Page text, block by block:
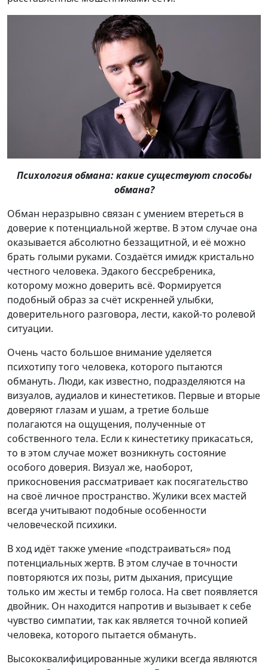
Психология обмана: какие существуют способы
обмана?
Обман неразрывно связан с умением втереться в
доверие к потенциальной жертве. В этом случае она
оказывается абсолютно беззащитной, и её можно
брать голыми руками. Создаётся имидж кристально
честного человека. Эдакого бессребреника,
которому можно доверить всё. Формируется
подобный образ за счёт искренней улыбки,
доверительного разговора, лести, какой-то ролевой
ситуации.
Очень часто большое внимание уделяется
психотипу того человека, которого пытаются
обмануть. Люди, как известно, подразделяются на
визуалов, аудиалов и кинестетиков. Первые и вторые
доверяют глазам и ушам, а третие больше
полагаются на ощущения, полученные от
собственного тела. Если к кинестетику прикасаться,
то в этом случае может возникнуть состояние
особого доверия. Визуал же, наоборот,
прикосновения рассматривает как посягательство
на своё личное пространство. Жулики всех мастей
всегда учитывают подобные особенности
человеческой психики.
В ход идёт также умение «подстраиваться» под
потенциальных жертв. В этом случае в точности
повторяются их позы, ритм дыхания, присущие
только им жесты и тембр голоса. На свет появляется
двойник. Он находится напротив и вызывает к себе
чувство симпатии, так как является точной копией
человека, которого пытается обмануть.
Высококвалифицированные жулики всегда являются